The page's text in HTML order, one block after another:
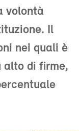
volontà
Il
nei quali è
alto di firme,